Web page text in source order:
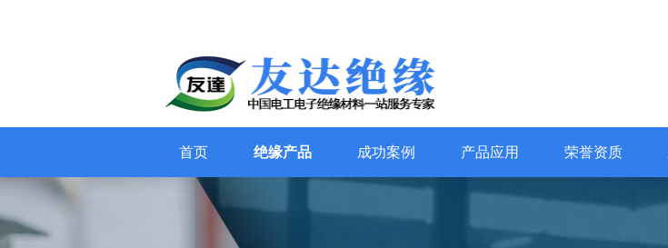
首页 绝缘产品 成功案例 产品应用 荣誉资质